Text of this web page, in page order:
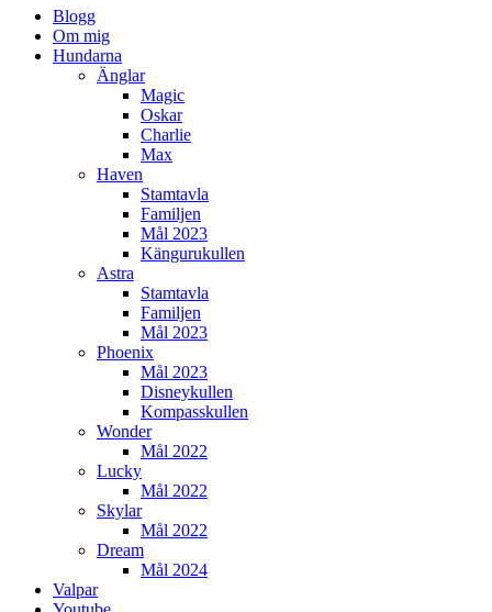
Blogg
Om mig
Hundarna
Änglar
Magic
Oskar
Charlie
Max
Haven
Stamtavla
Familjen
Mål 2023
Kängurukullen
Astra
Stamtavla
Familjen
Mål 2023
Phoenix
Mål 2023
Disneykullen
Kompasskullen
Wonder
Mål 2022
Lucky
Mål 2022
Skylar
Mål 2022
Dream
Mål 2024
Valpar